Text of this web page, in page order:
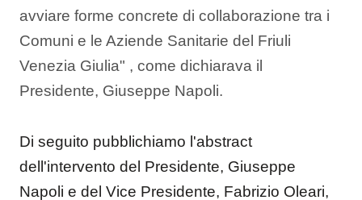
avviare forme concrete di collaborazione tra i
Comuni e le Aziende Sanitarie del Friuli
Venezia Giulia" , come dichiarava il
Presidente, Giuseppe Napoli.
Di seguito pubblichiamo l'abstract
dell'intervento del Presidente, Giuseppe
Napoli e del Vice Presidente, Fabrizio Oleari,